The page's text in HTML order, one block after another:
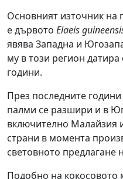
Основният източник на
е дървото Elaeis
явява Западна и
му в този регион
години.
През последните
палми се разшири и в
включително Малайзия
страни в момента
световното предлагане
Подобно на кокосовото